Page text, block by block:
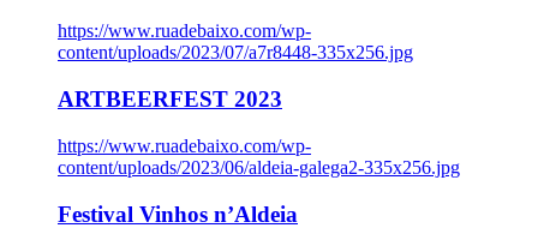
https://www.ruadebaixo.com/wp-
content/uploads/2023/07/a7r8448-335x256.jpg
ARTBEERFEST 2023
https://www.ruadebaixo.com/wp-
content/uploads/2023/06/aldeia-galega2-335x256.jpg
Festival Vinhos n’Aldeia